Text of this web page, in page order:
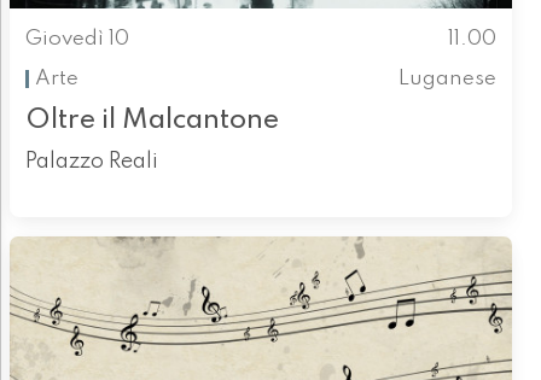
Giovedì 10
11.00
Arte
Luganese
Oltre il Malcantone
Palazzo Reali